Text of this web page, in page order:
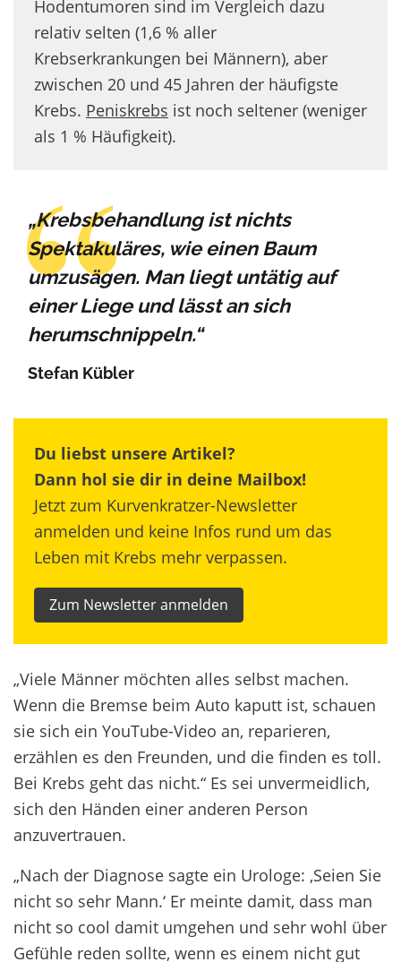
Hodentumoren sind im Vergleich dazu
relativ selten (1,6 % aller
Krebserkrankungen bei Männern), aber
zwischen 20 und 45 Jahren der häufigste
Krebs. Peniskrebs ist noch seltener (weniger
als 1 % Häufigkeit).
„Krebsbehandlung ist nichts
Spektakuläres, wie einen Baum
umzusägen. Man liegt untätig auf
einer Liege und lässt an sich
herumschnippeln.“
Stefan Kübler
Du liebst unsere Artikel?
Dann hol sie dir in deine Mailbox!
Jetzt zum Kurvenkratzer-Newsletter
anmelden und keine Infos rund um das
Leben mit Krebs mehr verpassen.
Zum Newsletter anmelden
„Viele Männer möchten alles selbst machen.
Wenn die Bremse beim Auto kaputt ist, schauen
sie sich ein YouTube-Video an, reparieren,
erzählen es den Freunden, und die finden es toll.
Bei Krebs geht das nicht.“ Es sei unvermeidlich,
sich den Händen einer anderen Person
anzuvertrauen.
„Nach der Diagnose sagte ein Urologe: ,Seien Sie
nicht so sehr Mann.‘ Er meinte damit, dass man
nicht so cool damit umgehen und sehr wohl über
Gefühle reden sollte, wenn es einem nicht gut